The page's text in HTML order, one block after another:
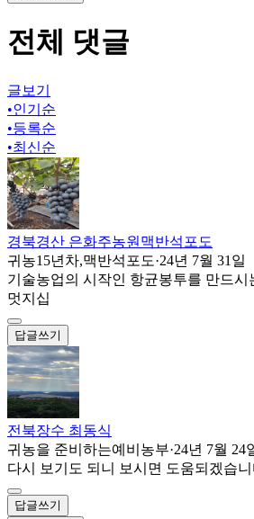
전체 댓글
글보기
•인기순
•등록순
•최신순
경북경산 은화주농원맥반석포도
귀농15년차,맥반석포도·24년 7월 31일
기술농업의 시작인 항균봉투를 만드시
멋지십
답글쓰기
전북장수 최동식
귀농을 준비하는예비농부·24년 7월 24
다시 보기도 되니 보시면 도움되겠습니
답글쓰기